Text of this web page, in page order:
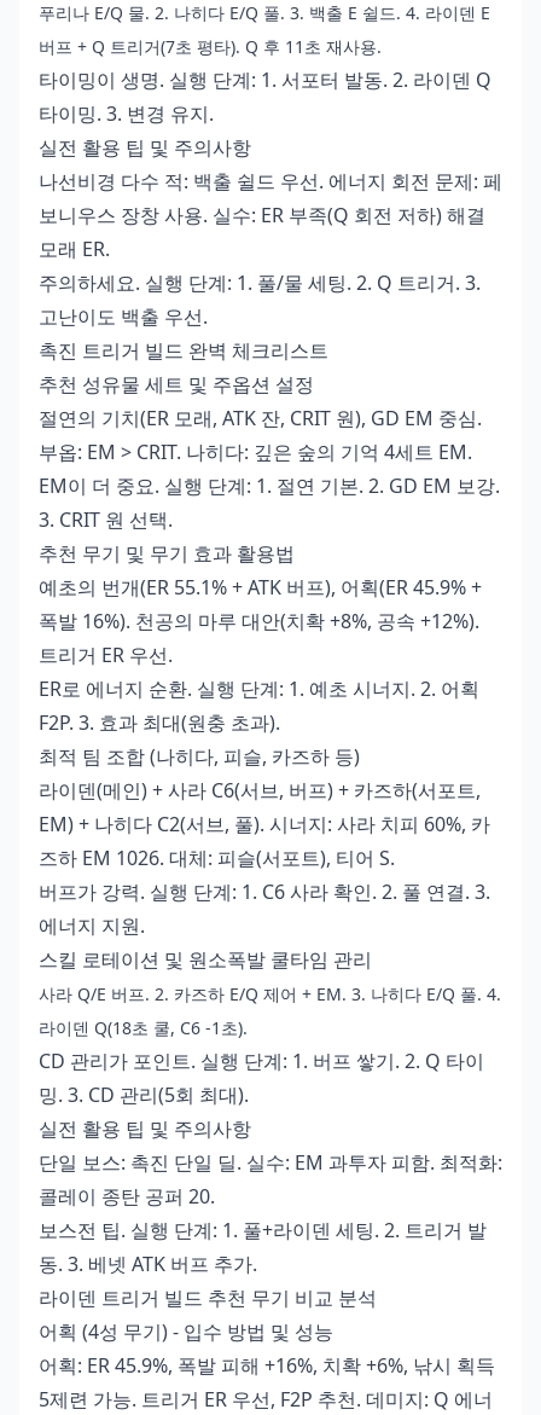
푸리나 E/Q 물. 2. 나히다 E/Q 풀. 3. 백출 E 쉴드. 4. 라이덴 E
버프 + Q 트리거(7초 평타). Q 후 11초 재사용.
타이밍이 생명. 실행 단계: 1. 서포터 발동. 2. 라이덴 Q
타이밍. 3. 변경 유지.
실전 활용 팁 및 주의사항
나선비경 다수 적: 백출 쉴드 우선. 에너지 회전 문제: 페
보니우스 장창 사용. 실수: ER 부족(Q 회전 저하) 해결
모래 ER.
주의하세요. 실행 단계: 1. 풀/물 세팅. 2. Q 트리거. 3.
고난이도 백출 우선.
촉진 트리거 빌드 완벽 체크리스트
추천 성유물 세트 및 주옵션 설정
절연의 기치(ER 모래, ATK 잔, CRIT 원), GD EM 중심.
부옵: EM > CRIT. 나히다: 깊은 숲의 기억 4세트 EM.
EM이 더 중요. 실행 단계: 1. 절연 기본. 2. GD EM 보강.
3. CRIT 원 선택.
추천 무기 및 무기 효과 활용법
예초의 번개(ER 55.1% + ATK 버프), 어획(ER 45.9% +
폭발 16%). 천공의 마루 대안(치확 +8%, 공속 +12%).
트리거 ER 우선.
ER로 에너지 순환. 실행 단계: 1. 예초 시너지. 2. 어획
F2P. 3. 효과 최대(원충 초과).
최적 팀 조합 (나히다, 피슬, 카즈하 등)
라이덴(메인) + 사라 C6(서브, 버프) + 카즈하(서포트,
EM) + 나히다 C2(서브, 풀). 시너지: 사라 치피 60%, 카
즈하 EM 1026. 대체: 피슬(서포트), 티어 S.
버프가 강력. 실행 단계: 1. C6 사라 확인. 2. 풀 연결. 3.
에너지 지원.
스킬 로테이션 및 원소폭발 쿨타임 관리
사라 Q/E 버프. 2. 카즈하 E/Q 제어 + EM. 3. 나히다 E/Q 풀. 4.
라이덴 Q(18초 쿨, C6 -1초).
CD 관리가 포인트. 실행 단계: 1. 버프 쌓기. 2. Q 타이
밍. 3. CD 관리(5회 최대).
실전 활용 팁 및 주의사항
단일 보스: 촉진 단일 딜. 실수: EM 과투자 피함. 최적화:
콜레이 종탄 공퍼 20.
보스전 팁. 실행 단계: 1. 풀+라이덴 세팅. 2. 트리거 발
동. 3. 베넷 ATK 버프 추가.
라이덴 트리거 빌드 추천 무기 비교 분석
어획 (4성 무기) - 입수 방법 및 성능
어획: ER 45.9%, 폭발 피해 +16%, 치확 +6%, 낚시 획득
5제련 가능. 트리거 ER 우선, F2P 추천. 데미지: Q 에너